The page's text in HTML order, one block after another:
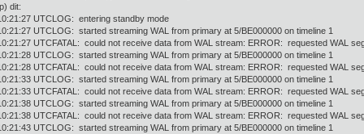
dit:
UTCLOG: entering standby mode
UTCLOG: started streaming WAL from primary at 5/BE000000 on timeline 1
UTCFATAL: could not receive data from WAL stream: ERROR: requested WAL
UTCLOG: started streaming WAL from primary at 5/BE000000 on timeline 1
UTCFATAL: could not receive data from WAL stream: ERROR: requested WAL
UTCLOG: started streaming WAL from primary at 5/BE000000 on timeline 1
UTCFATAL: could not receive data from WAL stream: ERROR: requested WAL
UTCLOG: started streaming WAL from primary at 5/BE000000 on timeline 1
UTCFATAL: could not receive data from WAL stream: ERROR: requested WAL
UTCLOG: started streaming WAL from primary at 5/BE000000 on timeline 1